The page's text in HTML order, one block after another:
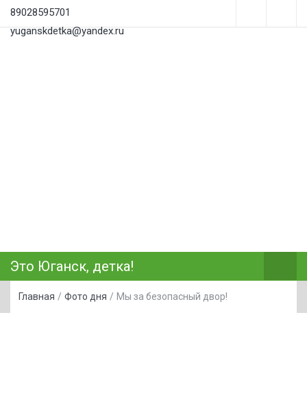
89028595701
yuganskdetka@yandex.ru
Это Юганск, детка!
Главная / Фото дня / Мы за безопасный двор!